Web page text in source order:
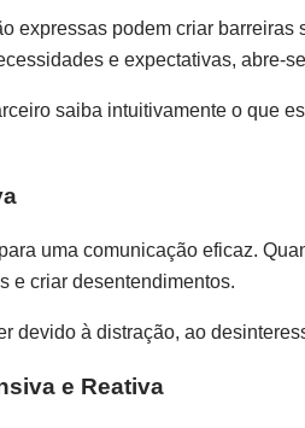
expressas podem criar
e expectativas, abre-
saiba intuitivamente o que
uma comunicação eficaz.
e criar desentendimentos.
devido à distração, ao
e Reativa